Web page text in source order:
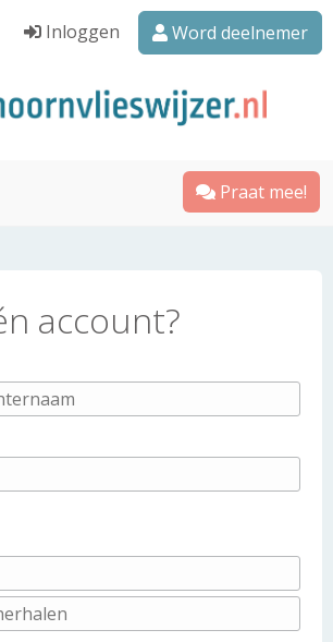
Inloggen Word deelnemer
Praat mee!
account?